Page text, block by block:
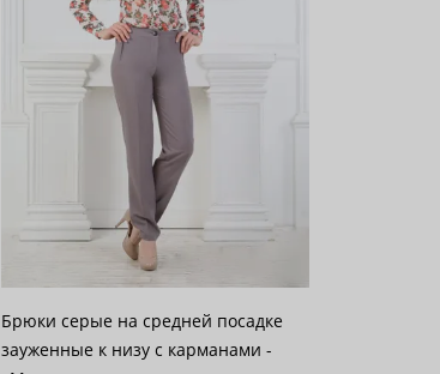
Брюки серые на средней посадке
зауженные к низу с карманами -